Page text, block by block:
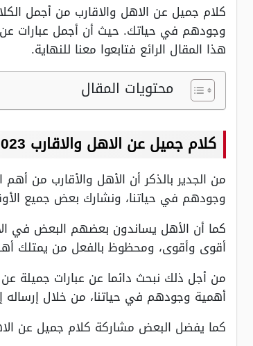
كلام جميل عن الاهل والاقارب من أجمل
وجودهم في حياتك. حيث أن أجمل عبارات عن
هذا المقال الرائع فتابعوا معنا للنهاية.
محتويات المقال
كلام جميل عن الاهل والاقارب 2023
من الجدير بالذكر أن الأهل والأقارب من
وجودهم في حياتنا، ونشارك بعض جميع
كما أن الأهل يساندون بعضهم البعض في
أقوى وأقوى، ومحظوظ بالفعل من يمتلك
من أجل ذلك نبحث دائما عن عبارات جميلة عن
أهمية وجودهم في حياتنا، من خلال
كما يفضل البعض مشاركة كلام جميل عن